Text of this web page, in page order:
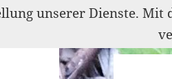
unserer Dienste.